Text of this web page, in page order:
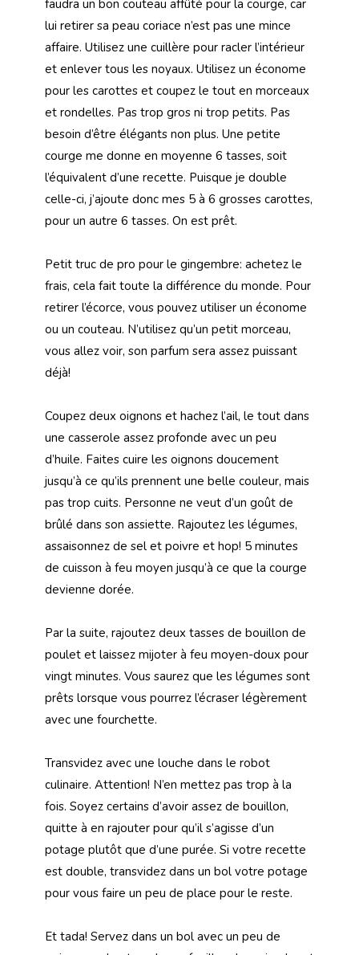
faudra un bon couteau affûté pour la courge, car
lui retirer sa peau coriace n’est pas une mince
affaire. Utilisez une cuillère pour racler l’intérieur
et enlever tous les noyaux. Utilisez un économe
pour les carottes et coupez le tout en morceaux
et rondelles. Pas trop gros ni trop petits. Pas
besoin d’être élégants non plus. Une petite
courge me donne en moyenne 6 tasses, soit
l’équivalent d’une recette. Puisque je double
celle-ci, j’ajoute donc mes 5 à 6 grosses carottes,
pour un autre 6 tasses. On est prêt.
Petit truc de pro pour le gingembre: achetez le
frais, cela fait toute la différence du monde. Pour
retirer l’écorce, vous pouvez utiliser un économe
ou un couteau. N’utilisez qu’un petit morceau,
vous allez voir, son parfum sera assez puissant
déjà!
Coupez deux oignons et hachez l’ail, le tout dans
une casserole assez profonde avec un peu
d’huile. Faites cuire les oignons doucement
jusqu’à ce qu’ils prennent une belle couleur, mais
pas trop cuits. Personne ne veut d’un goût de
brûlé dans son assiette. Rajoutez les légumes,
assaisonnez de sel et poivre et hop! 5 minutes
de cuisson à feu moyen jusqu’à ce que la courge
devienne dorée.
Par la suite, rajoutez deux tasses de bouillon de
poulet et laissez mijoter à feu moyen-doux pour
vingt minutes. Vous saurez que les légumes sont
prêts lorsque vous pourrez l’écraser légèrement
avec une fourchette.
Transvidez avec une louche dans le robot
culinaire. Attention! N’en mettez pas trop à la
fois. Soyez certains d’avoir assez de bouillon,
quitte à en rajouter pour qu’il s’agisse d’un
potage plutôt que d’une purée. Si votre recette
est double, transvidez dans un bol votre potage
pour vous faire un peu de place pour le reste.
Et tada! Servez dans un bol avec un peu de